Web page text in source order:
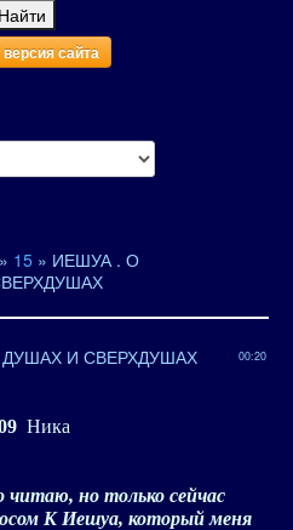
сайта
» 15 » ИЕШУА . О
00:20
И СВЕРХДУШАХ
Ника
но только сейчас
К Иешуа, который меня